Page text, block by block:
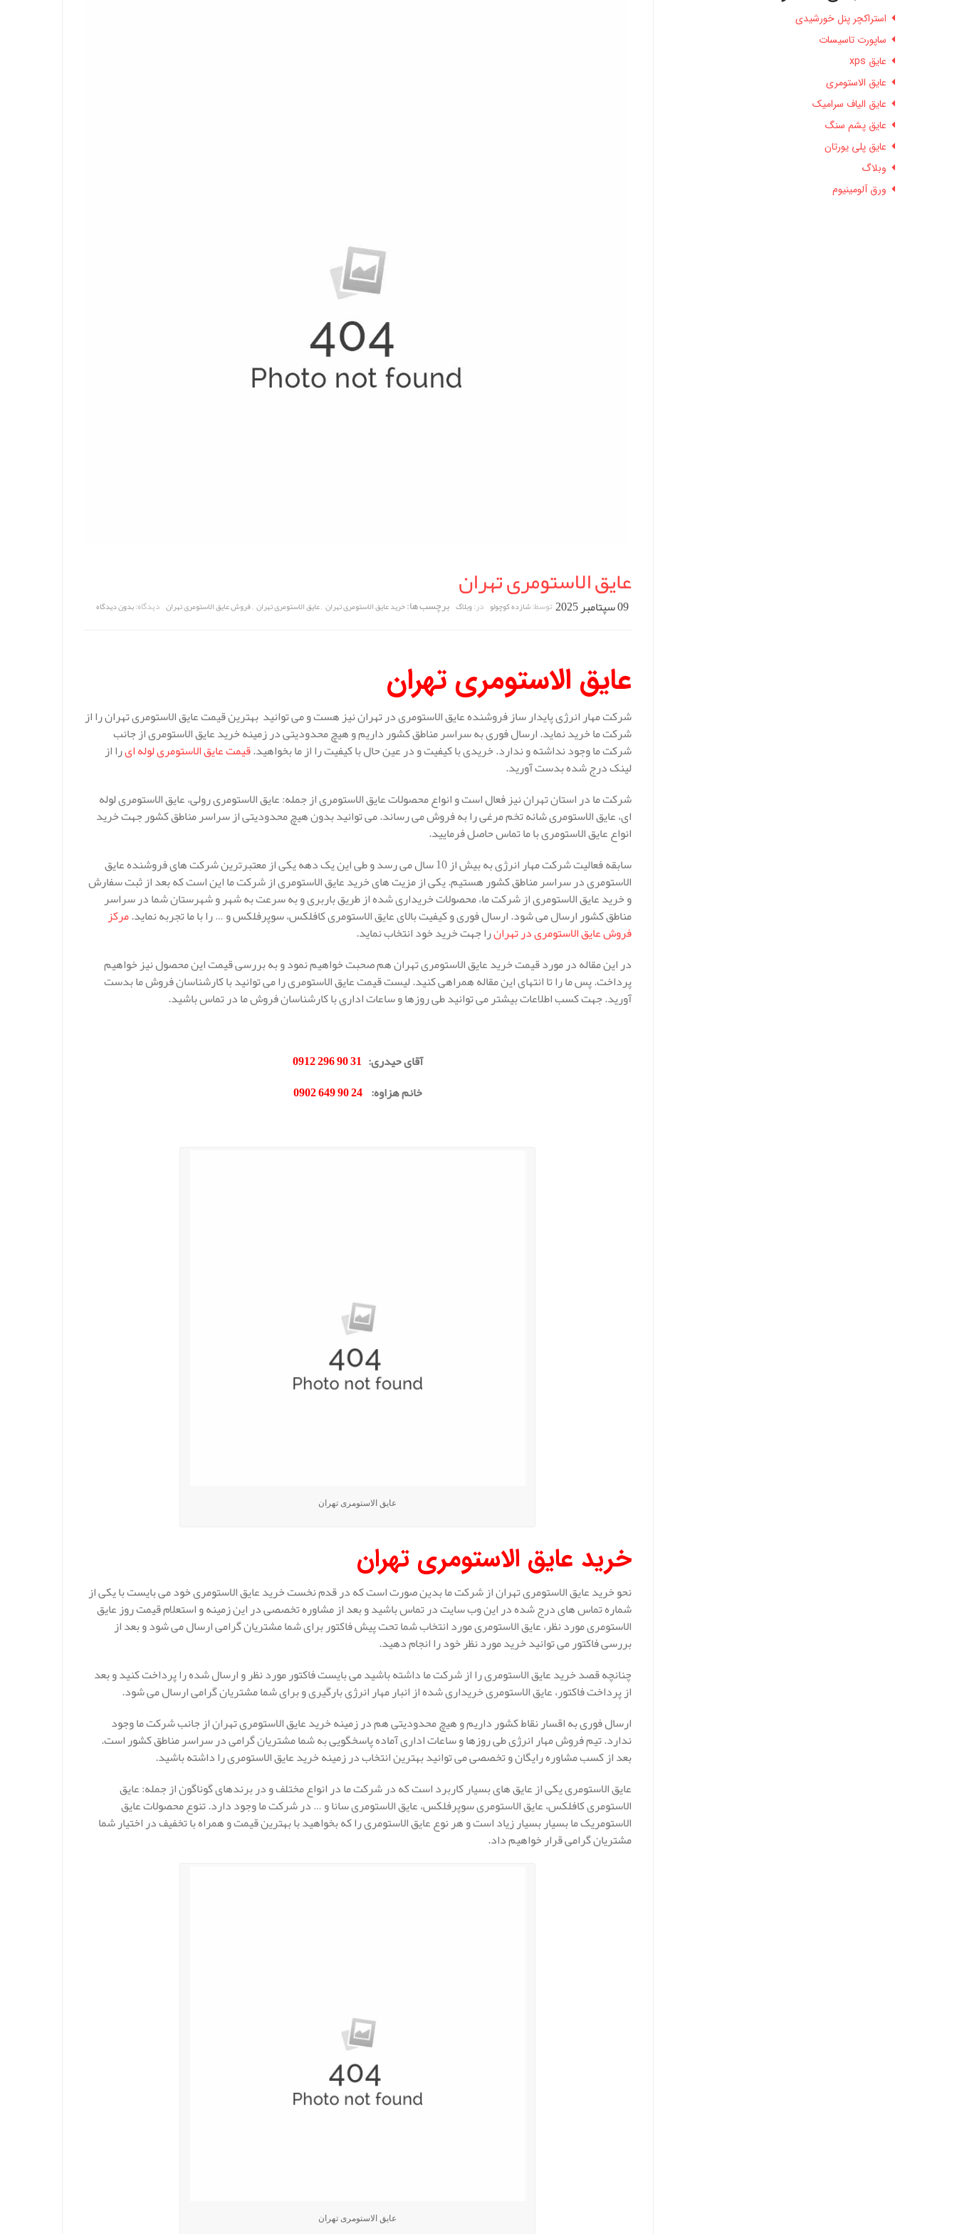
عایق الاستومری تهران
09 سپتامبر 2025 توسط:شازده کوچولو در:وبلاگ برچسب ها:خرید عایق الاستومری تهران ,عایق الاستومری تهران ,فروش عایق الاستومری تهران دیدگاه:بدون دیدگاه
عایق الاستومری تهران
شرکت مهار انرژی پایدار ساز فروشنده عایق الاستومری در تهران نیز هست و می توانید بهترین قیمت عایق الاستومری تهران را از
شرکت ما خرید نماید. ارسال فوری به سراسر مناطق کشور داریم و هیچ محدودیتی در زمینه خرید عایق الاستومری از جانب
شرکت ما وجود نداشته و ندارد. خریدی با کیفیت و در عین حال با کیفیت را از ما بخواهید.قیمت عایق الاستومری لوله ایرا از
لینک درج شده بدست آورید.
شرکت ما در استان تهران نیز فعال است و انواع محصولات عایق الاستومری از جمله: عایق الاستومری رولی، عایق الاستومری لوله
ای، عایق الاستومری شانه تخم مرغی را به فروش می رساند. می توانید بدون هیچ محدودیتی از سراسر مناطق کشور جهت خرید
انواع عایق الاستومری با ما تماس حاصل فرمایید.
سابقه فعالیت شرکت مهار انرژی به بیش از 10 سال می رسد و طی این یک دهه یکی از معتبرترین شرکت های فروشنده عایق
الاستومری در سراسر مناطق کشور هستیم. یکی از مزیت های خرید عایق الاستومری از شرکت ما این است که بعد از ثبت سفارش
و خرید عایق الاستومری از شرکت ما، محصولات خریداری شده از طریق باربری و به سرعت به شهر و شهرستان شما در سراسر
مناطق کشور ارسال می شود. ارسال فوری و کیفیت بالای عایق الاستومری کافلکس، سوپرفلکس و … را با ما تجربه نماید.مرکز
فروش عایق الاستومری در تهرانرا جهت خرید خود انتخاب نماید.
در این مقاله در مورد قیمت خرید عایق الاستومری تهران هم صحبت خواهیم نمود و به بررسی قیمت این محصول نیز خواهیم
پرداخت. پس ما را تا انتهای این مقاله همراهی کنید. لیست قیمت عایق الاستومری را می توانید با کارشناسان فروش ما بدست
آورید. جهت کسب اطلاعات بیشتر می توانید طی روزها و ساعات اداری با کارشناسان فروش ما در تماس باشید.
آقای حیدری:
31 90 296 0912
خانم هزاوه:
24 90 649 0902
عایق الاستومری تهران
خرید عایق الاستومری تهران
نحو خرید عایق الاستومری تهران از شرکت ما بدین صورت است که در قدم نخست خرید عایق الاستومری خود می بایست با یکی از
شماره تماس های درج شده در این وب سایت در تماس باشید و بعد از مشاوره تخصصی در این زمینه و استعلام قیمت روز عایق
الاستومری مورد نظر، عایق الاستومری مورد انتخاب شما تحت پیش فاکتور برای شما مشتریان گرامی ارسال می شود و بعد از
بررسی فاکتور می توانید خرید مورد نظر خود را انجام دهید.
چنانچه قصد خرید عایق الاستومری را از شرکت ما داشته باشید می بایست فاکتور مورد نظر و ارسال شده را پرداخت کنید و بعد
از پرداخت فاکتور، عایق الاستومری خریداری شده از انبار مهار انرژی بارگیری و برای شما مشتریان گرامی ارسال می شود.
ارسال فوری به اقسار نقاط کشور داریم و هیچ محدودیتی هم در زمینه خرید عایق الاستومری تهران از جانب شرکت ما وجود
ندارد. تیم فروش مهار انرژی طی روزها و ساعات اداری آماده پاسخگویی به شما مشتریان گرامی در سراسر مناطق کشور است.
بعد از کسب مشاوره رایگان و تخصصی می توانید بهترین انتخاب در زمینه خرید عایق الاستومری را داشته باشید.
عایق الاستومری یکی از عایق های بسیار کاربرد است که در شرکت ما در انواع مختلف و در برندهای گوناگون از جمله: عایق
الاستومری کافلکس، عایق الاستومری سوپرفلکس، عایق الاستومری سانا و … در شرکت ما وجود دارد. تنوع محصولات عایق
الاستومریک ما بسیار بسیار زیاد است و هر نوع عایق الاستومری را که بخواهید با بهترین قیمت و همراه با تخفیف در اختیار شما
مشتریان گرامی قرار خواهیم داد.
عایق الاستومری تهران
استراکچر پنل خورشیدی
ساپورت تاسیسات
عایق xps
عایق الاستومری
عایق الیاف سرامیک
عایق پشم سنگ
عایق پلی یورتان
وبلاگ
ورق آلومینیوم